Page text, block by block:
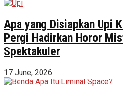
Apa yang Disiapkan Upi
Pergi Hadirkan Horor
Spektakuler
17 June, 2026